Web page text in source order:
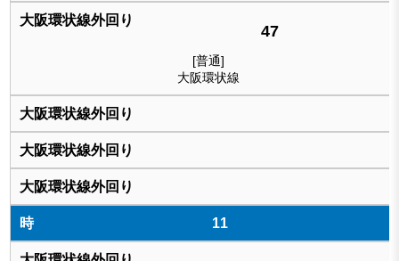
47
[普通]
大阪環状線
11